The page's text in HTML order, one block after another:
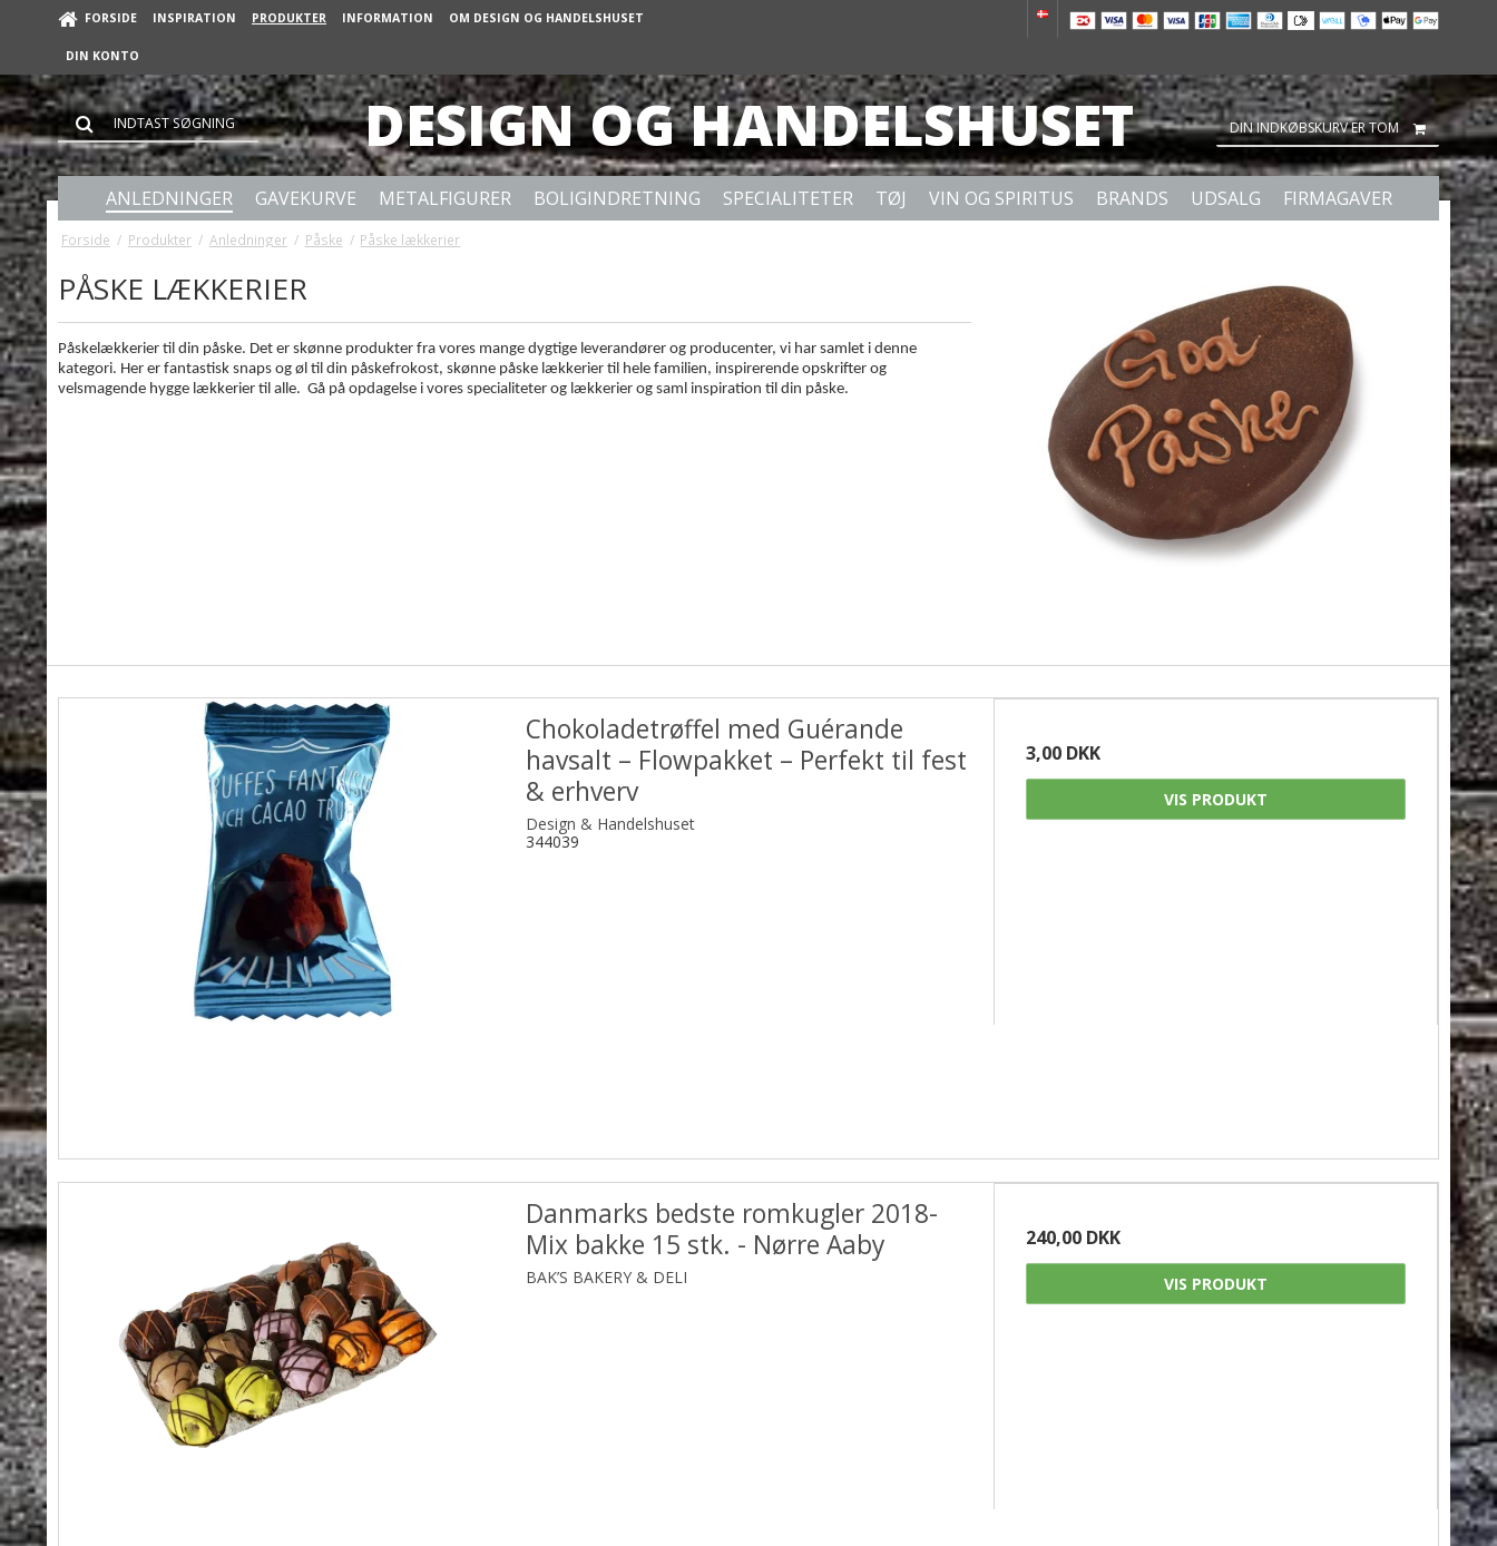
FORSIDE INSPIRATION PRODUKTER INFORMATION OM DESIGN OG HANDELSHUSET
DIN KONTO
DESIGN OG HANDELSHUSET DIN INDKØBSKURV ER TOM
ANLEDNINGER GAVEKURVE METALFIGURER BOLIGINDRETNING SPECIALITETER TØJ VIN OG SPIRITUS BRANDS UDSALG FIRMAGAVER
Forside / Produkter / Anledninger / Påske / Påske lækkerier
PÅSKE LÆKKERIER
Påskelækkerier til din påske. Det er skønne produkter fra vores mange dygtige leverandører og producenter, vi har samlet i denne
kategori. Her er fantastisk snaps og øl til din påskefrokost, skønne påske lækkerier til hele familien, inspirerende opskrifter og
velsmagende hygge lækkerier til alle. Gå på opdagelse i vores specialiteter og lækkerier og saml inspiration til din påske.
Chokoladetrøffel med Guérande
havsalt – Flowpakket – Perfekt til fest
& erhverv
Design & Handelshuset
344039
3,00 DKK
VIS PRODUKT
Danmarks bedste romkugler 2018-
Mix bakke 15 stk. - Nørre Aaby
BAK’S BAKERY & DELI
240,00 DKK
VIS PRODUKT